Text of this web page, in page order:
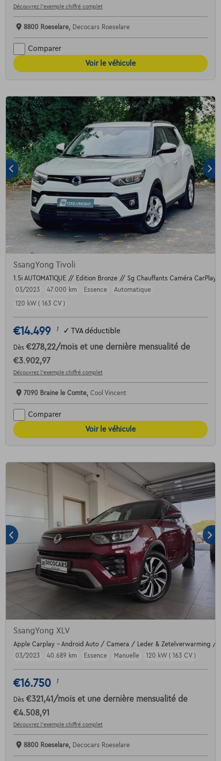
Découvrez l’exemple chiffré complet
8800 Roeselare, Decocars Roeselare
Comparer
Voir le véhicule
SsangYong Tivoli
1.5i AUTOMATIQUE // Edition Bronze // Sg Chauffants Caméra CarPlay
03/2023
47.000 km Essence
Automatique
120 kW ( 163 CV )
€14.499 1 ✓ TVA déductible
Dès €278,22/mois et une dernière mensualité de
€3.902,97
Découvrez l’exemple chiffré complet
7090 Braine le Comte, Cool Vincent
Comparer
Voir le véhicule
SsangYong XLV
Apple Carplay - Android Auto / Camera / Leder & Zetelverwarming /
03/2023
40.689 km Essence Manuelle 120 kW ( 163 CV )
€16.750 1
Dès €321,41 /mois et une dernière mensualité de
€4.508,91
Découvrez l’exemple chiffré complet
8800 Roeselare, Decocars Roeselare